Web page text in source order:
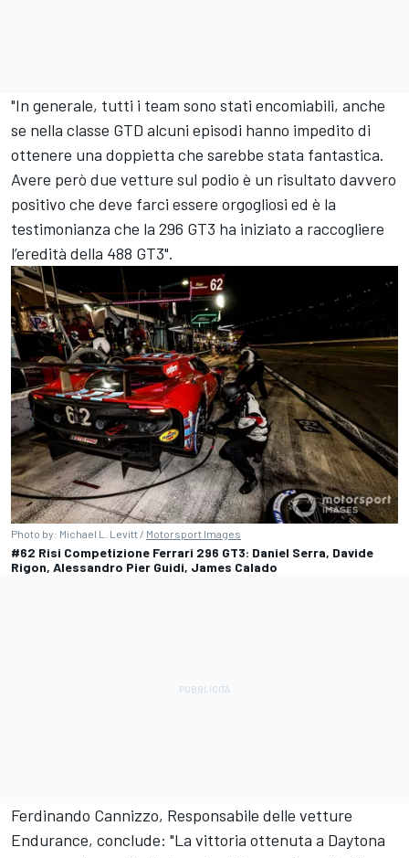
"In generale, tutti i team sono stati encomiabili, anche
se nella classe GTD alcuni episodi hanno impedito di
ottenere una doppietta che sarebbe stata fantastica.
Avere però due vetture sul podio è un risultato davvero
positivo che deve farci essere orgogliosi ed è la
testimonianza che la 296 GT3 ha iniziato a raccogliere
l’eredità della 488 GT3".
Photo by: Michael L. Levitt / Motorsport Images
#62 Risi Competizione Ferrari 296 GT3: Daniel Serra, Davide
Rigon, Alessandro Pier Guidi, James Calado
Ferdinando Cannizzo, Responsabile delle vetture
Endurance, conclude: "La vittoria ottenuta a Daytona